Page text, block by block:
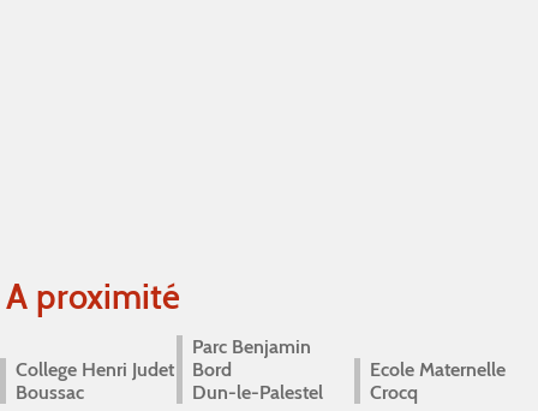
A proximité
College Henri Judet
Boussac
Parc Benjamin
Bord
Dun-le-Palestel
Ecole Maternelle
Crocq